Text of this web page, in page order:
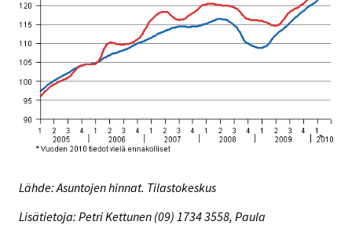
Lähde: Asuntojen hinnat. Tilastokeskus
Lisätietoja: Petri Kettunen (09) 1734 3558, Paula